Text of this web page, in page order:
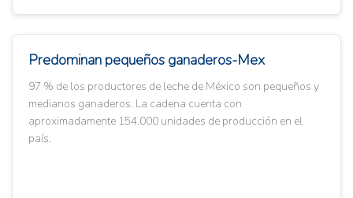
Predominan pequeños ganaderos-Mex
97 % de los productores de leche de México son pequeños y
medianos ganaderos. La cadena cuenta con
aproximadamente 154.000 unidades de producción en el
país.